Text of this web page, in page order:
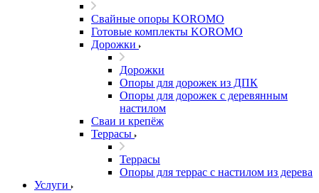
Свайные опоры KOROMO
Готовые комплекты KOROMO
Дорожки
Дорожки
Опоры для дорожек из ДПК
Опоры для дорожек с деревянным
настилом
Сваи и крепёж
Террасы
Террасы
Опоры для террас с настилом из дерева
Услуги